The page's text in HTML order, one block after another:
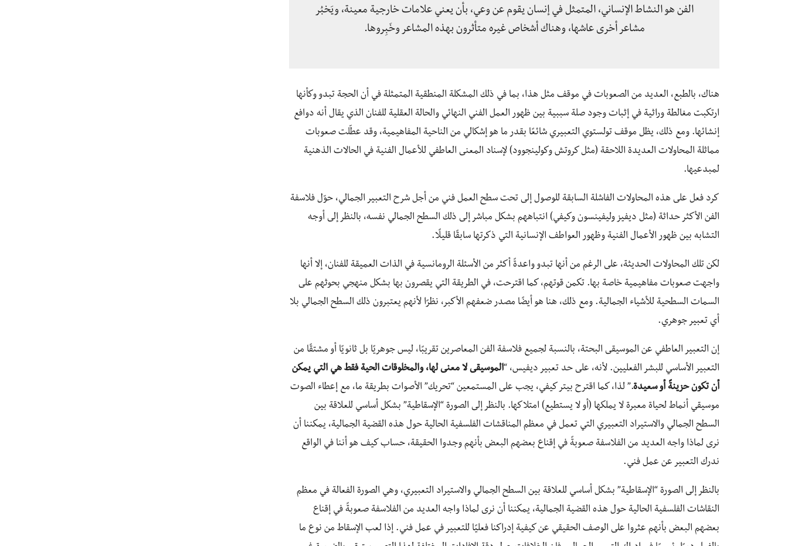
الفن هو النشاط الإنساني، المتمثل في إنسان يقوم عن وعي، بأن يعني علامات خارجية معينة، ويَخبُر
مشاعر أخرى عاشها، وهناك أشخاص غيره متأثرون بهذه المشاعر وخَبِروها.
هناك، بالطبع، العديد من الصعوبات في موقف مثل هذا، بما في ذلك المشكلة المنطقية المتمثلة في أن الحجة تبدو وكأنها
ارتكبت مغالطة وراثية في إثبات وجود صلة سببية بين ظهور العمل الفني النهائي والحالة العقلية للفنان الذي يقال أنه دوافع
إنشائها. ومع ذلك، يظل موقف تولستوي التعبيري شائعًا بقدر ما هو إشكالي من الناحية المفاهيمية، وقد عطّلت صعوبات
مماثلة المحاولات العديدة اللاحقة (مثل كروتش وكولينجوود) لإسناد المعنى العاطفي للأعمال الفنية في الحالات الذهنية
لمبدعيها.
كرد فعل على هذه المحاولات الفاشلة السابقة للوصول إلى تحت سطح العمل فني من أجل شرح التعبير الجمالي، حوّل فلاسفة
الفن الأكثر حداثة (مثل ديفيز وليفينسون وكيفي) انتباههم بشكل مباشر إلى ذلك السطح الجمالي نفسه، بالنظر إلى أوجه
التشابه بين ظهور الأعمال الفنية وظهور العواطف الإنسانية التي ذكرتها سابقًا قليلًا.
لكن تلك المحاولات الحديثة، على الرغم من أنها تبدو واعدةً أكثر من الأسئلة الرومانسية في الذات العميقة للفنان، إلا أنها
واجهت صعوبات مفاهيمية خاصة بها. تكمن قوتهم، كما اقترحت، في الطريقة التي يقصرون بها بشكل منهجي بحوثهم على
السمات السطحية للأشياء الجمالية. ومع ذلك، هنا هو أيضًا مصدر ضعفهم الأكبر، نظرًا لأنهم يعتبرون ذلك السطح الجمالي بلا
أي تعبير جوهري.
إن التعبير العاطفي عن الموسيقى البحتة، بالنسبة لجميع فلاسفة الفن المعاصرين تقريبًا، ليس جوهريًا بل ثانويًا أو مشتقًا من
التعبير الأساسي للبشر الفعليين. لأنه، على حد تعبير ديفيس، “الموسيقى لا معنى لها، والمخلوقات الحية فقط هي التي يمكن
أن تكون حزينةً أو سعيدة.” لذا، كما اقترح بيتر كيفي، يجب على المستمعين “تحريك” الأصوات بطريقة ما، مع إعطاء الصوت
موسيقي أنماط لحياة معبرة لا يملكها (أو لا يستطيع) امتلاكها. بالنظر إلى الصورة “الإسقاطية” بشكل أساسي للعلاقة بين
السطح الجمالي والاستيراد التعبيري التي تعمل في معظم المناقشات الفلسفية الحالية حول هذه القضية الجمالية، يمكننا أن
نرى لماذا واجه العديد من الفلاسفة صعوبةً في إقناع بعضهم البعض بأنهم وجدوا الحقيقة، حساب كيف هو أننا في الواقع
ندرك التعبير عن عمل فني.
بالنظر إلى الصورة “الإسقاطية” بشكل أساسي للعلاقة بين السطح الجمالي والاستيراد التعبيري، وهي الصورة الفعالة في معظم
النقاشات الفلسفية الحالية حول هذه القضية الجمالية، يمكننا أن نرى لماذا واجه العديد من الفلاسفة صعوبةً في إقناع
بعضهم البعض بأنهم عثروا على الوصف الحقيقي عن كيفية إدراكنا فعليًا للتعبير في عمل فني. إذا لعب الإسقاط من نوع ما